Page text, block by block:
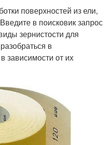
поверхностей из ели,
в поисковик запрос
зернистости для
в
зависимости от их